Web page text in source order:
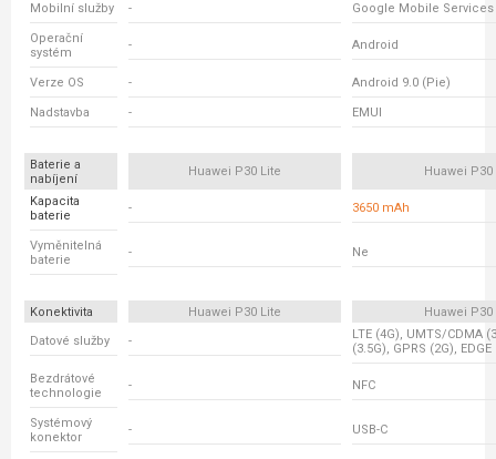
Mobilní služby - Google Mobile Services
Operační
systém
- Android
Verze OS - Android 9.0 (Pie)
Nadstavba - EMUI
Baterie a
nabíjení
Huawei P30 Lite Huawei P30
Kapacita
baterie
- 3650 mAh
Vyměnitelná
baterie
- Ne
Konektivita Huawei P30 Lite
Huawei P30
Datové služby
-
LTE (4G), UMTS/CDMA
(3.5G), GPRS (2G), EDGE
Bezdrátové
technologie
- NFC
Systémový
konektor
- USB-C